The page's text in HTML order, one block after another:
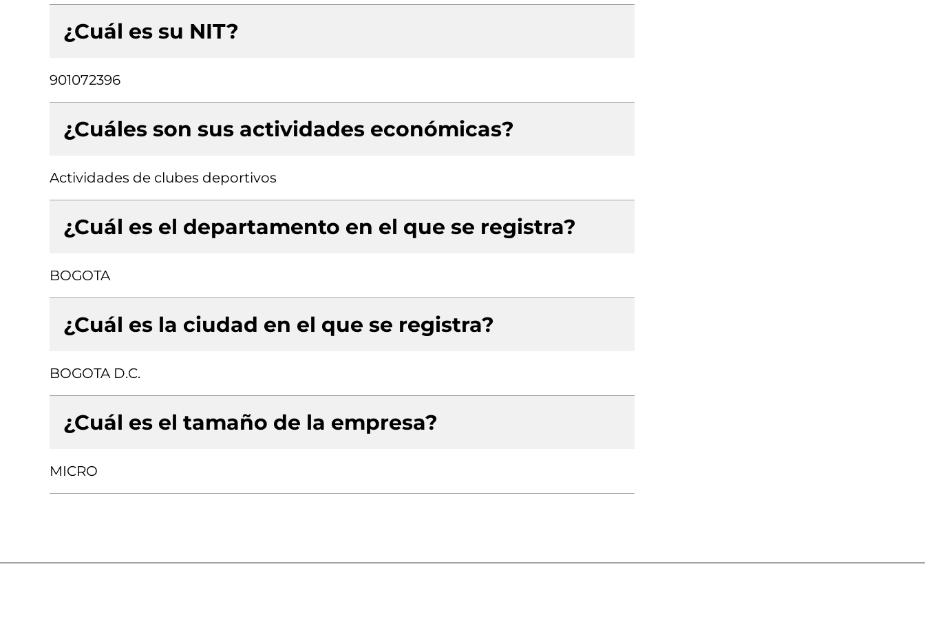
¿Cuál es su NIT?
901072396
¿Cuáles son sus actividades económicas?
Actividades de clubes deportivos
¿Cuál es el departamento en el que se registra?
BOGOTA
¿Cuál es la ciudad en el que se registra?
BOGOTA D.C.
¿Cuál es el tamaño de la empresa?
MICRO